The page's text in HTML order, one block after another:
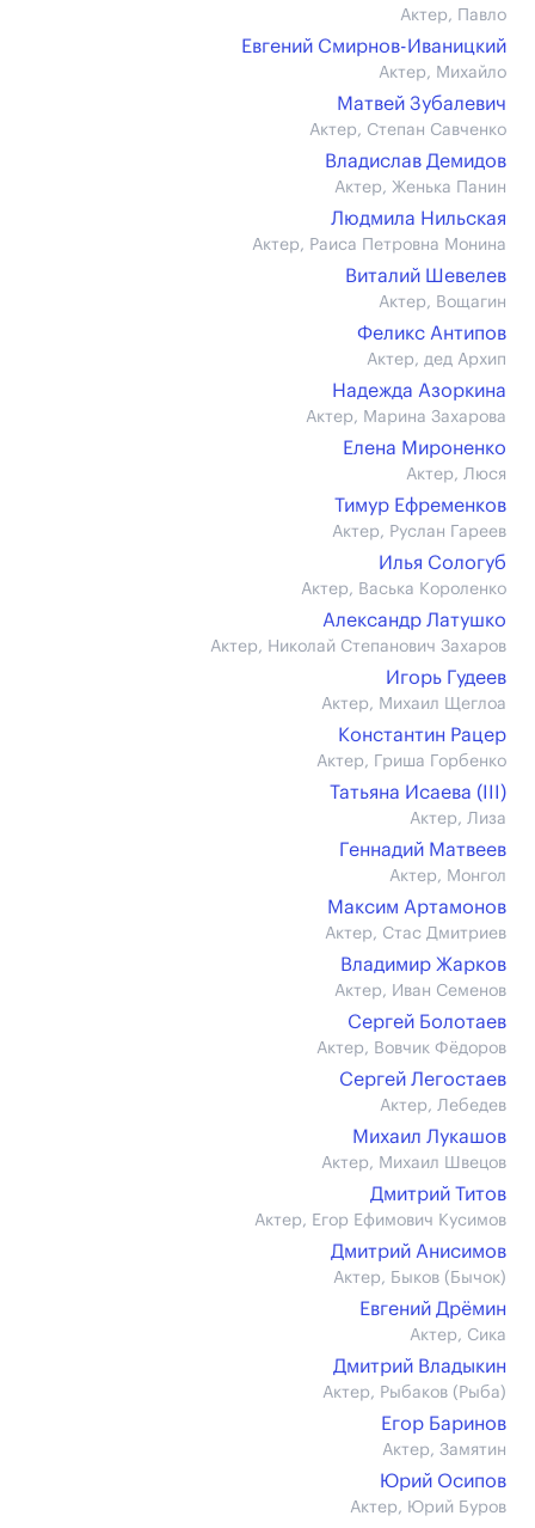
Актер, Павло
Евгений Смирнов-Иваницкий
Актер, Михайло
Матвей Зубалевич
Актер, Степан Савченко
Владислав Демидов
Актер, Женька Панин
Людмила Нильская
Актер, Раиса Петровна Монина
Виталий Шевелев
Актер, Вощагин
Феликс Антипов
Актер, дед Архип
Надежда Азоркина
Актер, Марина Захарова
Елена Мироненко
Актер, Люся
Тимур Ефременков
Актер, Руслан Гареев
Илья Сологуб
Актер, Васька Короленко
Александр Латушко
Актер, Николай Степанович Захаров
Игорь Гудеев
Актер, Михаил Щеглоа
Константин Рацер
Актер, Гриша Горбенко
Татьяна Исаева (III)
Актер, Лиза
Геннадий Матвеев
Актер, Монгол
Максим Артамонов
Актер, Стас Дмитриев
Владимир Жарков
Актер, Иван Семенов
Сергей Болотаев
Актер, Вовчик Фёдоров
Сергей Легостаев
Актер, Лебедев
Михаил Лукашов
Актер, Михаил Швецов
Дмитрий Титов
Актер, Егор Ефимович Кусимов
Дмитрий Анисимов
Актер, Быков (Бычок)
Евгений Дрёмин
Актер, Сика
Дмитрий Владыкин
Актер, Рыбаков (Рыба)
Егор Баринов
Актер, Замятин
Юрий Осипов
Актер, Юрий Буров